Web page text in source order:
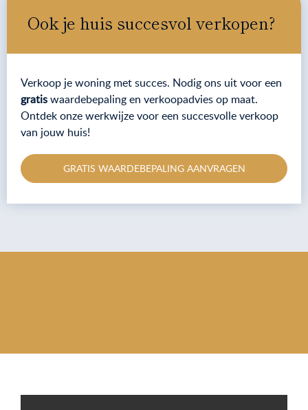
Ook je huis succesvol verkopen?
Verkoop je woning met succes. Nodig ons uit voor een
gratiswaardebepaling en verkoopadvies op maat.
Ontdek onze werkwijze voor een succesvolle verkoop
van jouw huis!
GRATIS WAARDEBEPALING AANVRAGEN